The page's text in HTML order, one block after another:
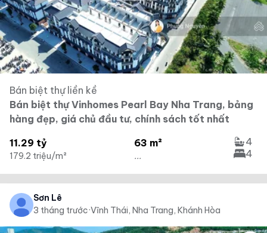
Bán biệt thự liền kề
Bán biệt thự Vinhomes Pearl Bay Nha Trang, bảng
hàng đẹp, giá chủ đầu tư, chính sách tốt nhất
11.29 tỷ
179.2 triệu/m²
63 m²
...
4
4
Sơn Lê
3 tháng trước·Vĩnh Thái, Nha Trang, Khánh Hòa